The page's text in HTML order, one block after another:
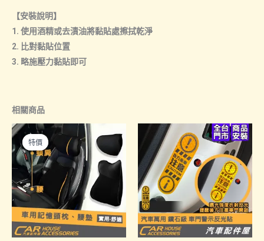
【安裝說明】
1. 使用酒精或去漬油將黏貼處擦拭乾淨
2. 比對黏貼位置
3. 略施壓力黏貼即可
相關商品
特價
特價